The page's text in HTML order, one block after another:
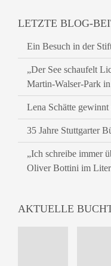
LETZTE BLOG-
Ein Besuch in der
„Der See schaufelt
Martin-Walser-Park
Lena Schätte
35 Jahre Stuttgarter
„Ich schreibe immer
Oliver Bottini im
AKTUELLE